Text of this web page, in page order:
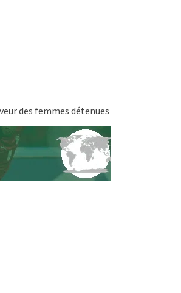
des femmes détenues